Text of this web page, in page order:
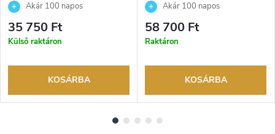
Akár 100 napos
visszaküldési lehetőség. Hivatalos
márkakereskedő.
35 750 Ft
Külső raktáron
KOSÁRBA
Akár 100 napos
visszaküldési lehetőség. Hivatalos
márkakereskedő.
58 700 Ft
Raktáron
KOSÁRBA